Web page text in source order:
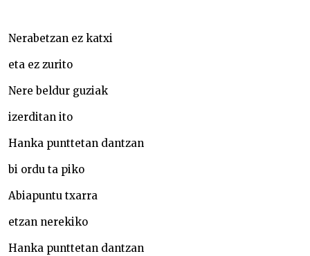
Nerabetzan ez katxi
eta ez zurito
Nere beldur guziak
izerditan ito
Hanka punttetan dantzan
bi ordu ta piko
Abiapuntu txarra
etzan nerekiko
Hanka punttetan dantzan